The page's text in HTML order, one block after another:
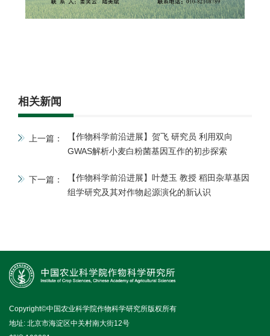
相关新闻
上一篇：
【作物科学前沿进展】贺飞 研究员 利用双向
GWAS解析小麦白粉菌基因互作的初步探索
下一篇：
【作物科学前沿进展】叶楚玉 教授 稻田杂草基因
组学研究及其对作物起源演化的新认识
Copyright©中国农业科学院作物科学研究所版权所有
地址: 北京市海淀区中关村南大街12号